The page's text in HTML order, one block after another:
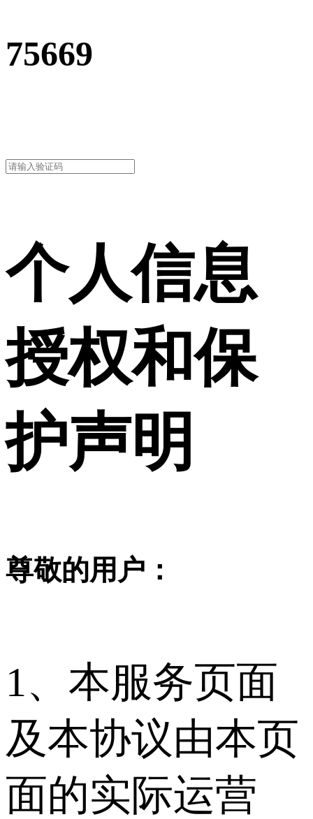
75669
个人信息
授权和保
护声明
尊敬的用户：
1、本服务页面
及本协议由本页
面的实际运营